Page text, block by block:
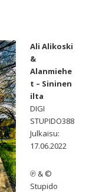
Ali Alikoski
&
Alanmiehe
t – Sininen
ilta
DIGI
STUPIDO388
Julkaisu:
17.06.2022
℗ & ©
Stupido